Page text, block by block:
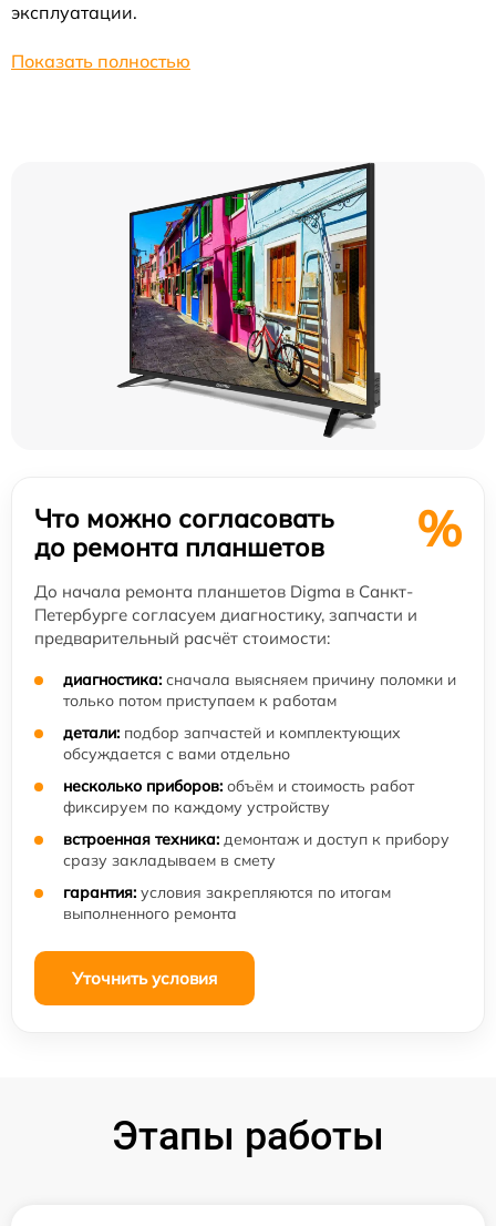
эксплуатации.
Показать полностью
Что можно согласовать
до ремонта планшетов
%
До начала ремонта планшетов Digma в Санкт-
Петербурге согласуем диагностику, запчасти и
предварительный расчёт стоимости:
диагностика: сначала выясняем причину поломки и
только потом приступаем к работам
детали: подбор запчастей и комплектующих
обсуждается с вами отдельно
несколько приборов: объём и стоимость работ
фиксируем по каждому устройству
встроенная техника: демонтаж и доступ к прибору
сразу закладываем в смету
гарантия: условия закрепляются по итогам
выполненного ремонта
Уточнить условия
Этапы работы